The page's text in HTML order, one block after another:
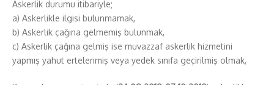
Askerlik durumu itibariyle;
a) Askerlikle ilgisi bulunmamak,
b) Askerlik çağına gelmemiş bulunmak,
c) Askerlik çağına gelmiş ise muvazzaf askerlik hizmetini
yapmış yahut ertelenmiş veya yedek sınıfa geçirilmiş olmak,